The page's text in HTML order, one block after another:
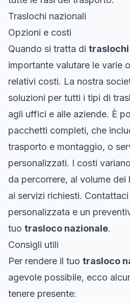
Traslochi nazionali
Opzioni e costi
Quando si tratta di traslochi
importante valutare le varie
relativi costi. La nostra
soluzioni per tutti i tipi di
agli uffici e alle aziende. È
pacchetti completi, che
trasporto e montaggio, o
personalizzati. I costi
da percorrere, al volume
ai servizi richiesti.
personalizzata e un
tuo trasloco nazionale.
Consigli utili
Per rendere il tuo trasloco
agevole possibile, ecco
tenere presente: